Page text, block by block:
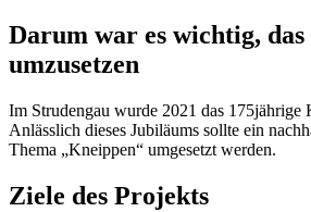
Darum war es wichtig,
umzusetzen
Im Strudengau wurde 2021 das 175jährige
Anlässlich dieses Jubiläums sollte ein
Thema „Kneippen“ umgesetzt werden.
Ziele des Projekts